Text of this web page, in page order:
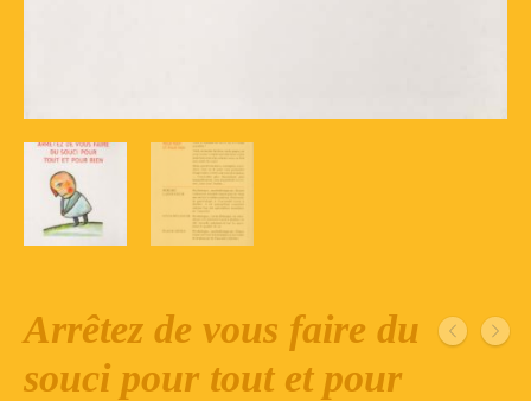
Répertoire du fonds de la bibliothèque –
Répertoire du fonds de la Bibliothèque –
Déconnexion
Arrêtez de vous faire du
souci pour tout et pour